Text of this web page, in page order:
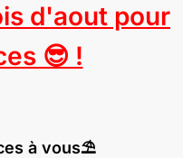
d'aout pour
😎 !
à vous⛱️